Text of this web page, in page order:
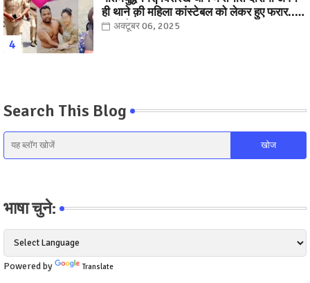
ही थाने क़ी महिला कांस्टेबल को लेकर हुए फरार...
पत्नी नें कर दी रार!
अक्टूबर 06, 2025
Search This Blog
भाषा चुने:
Powered by Translate